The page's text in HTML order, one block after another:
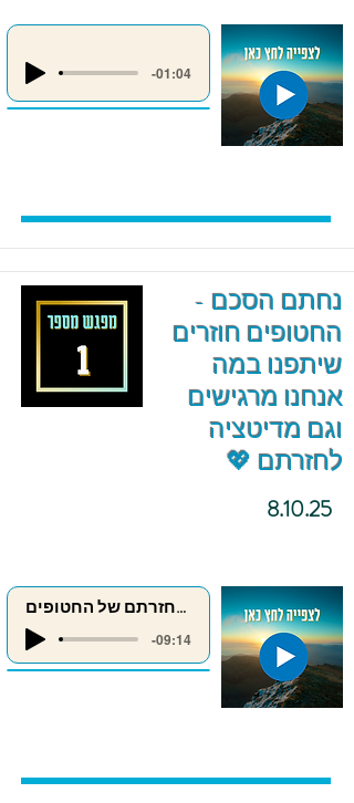
-01:04
נחתם הסכם -
החטופים חוזרים
שיתפנו במה
אנחנו מרגישים
וגם מדיטציה
לחזרתם 💖
8.10.25
מדיטציה לחזרתם של החטופים
-09:14